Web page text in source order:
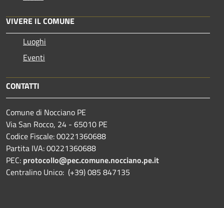
VIVERE IL COMUNE
Luoghi
Eventi
CONTATTI
Comune di Nocciano PE
Via San Rocco, 24 - 65010 PE
Codice Fiscale: 00221360688
Partita IVA: 00221360688
PEC: protocollo@pec.comune.nocciano.pe.it
Centralino Unico: (+39) 085 847135